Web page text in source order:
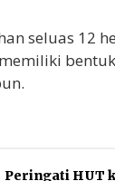
seluas 12
Peringati HUT